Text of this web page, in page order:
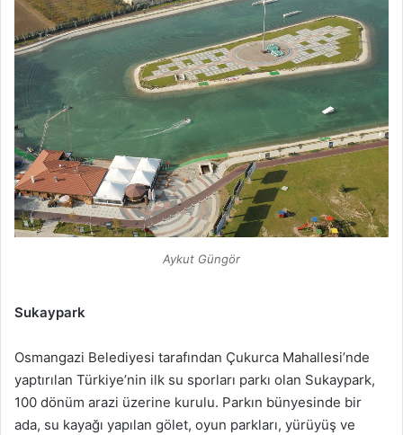
Aykut Güngör
Sukaypark
Osmangazi Belediyesi tarafından Çukurca Mahallesi’nde
yaptırılan Türkiye’nin ilk su sporları parkı olan Sukaypark,
100 dönüm arazi üzerine kurulu. Parkın bünyesinde bir
ada, su kayağı yapılan gölet, oyun parkları, yürüyüş ve